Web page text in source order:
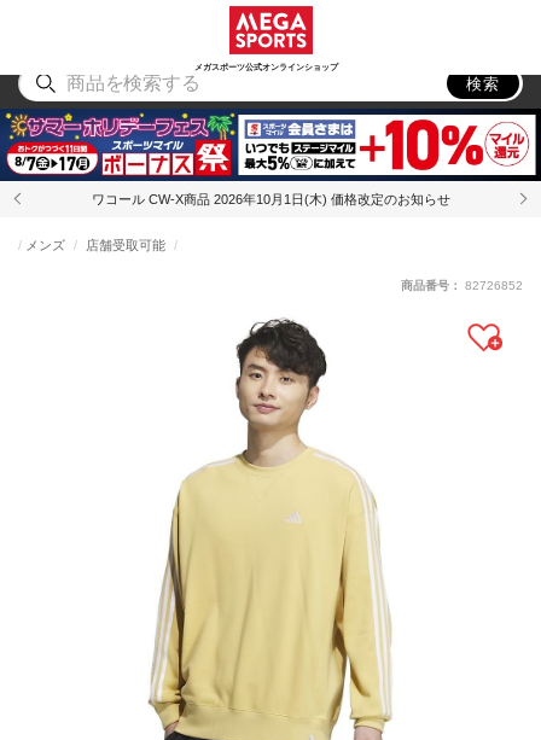
メガスポーツ公式オンラインショップ
アウトドア
検索
ワコール CW-X商品 2026年10月1日(木) 価格改定のお知らせ
メンズ 店舗受取可能
商品番号： 82726852